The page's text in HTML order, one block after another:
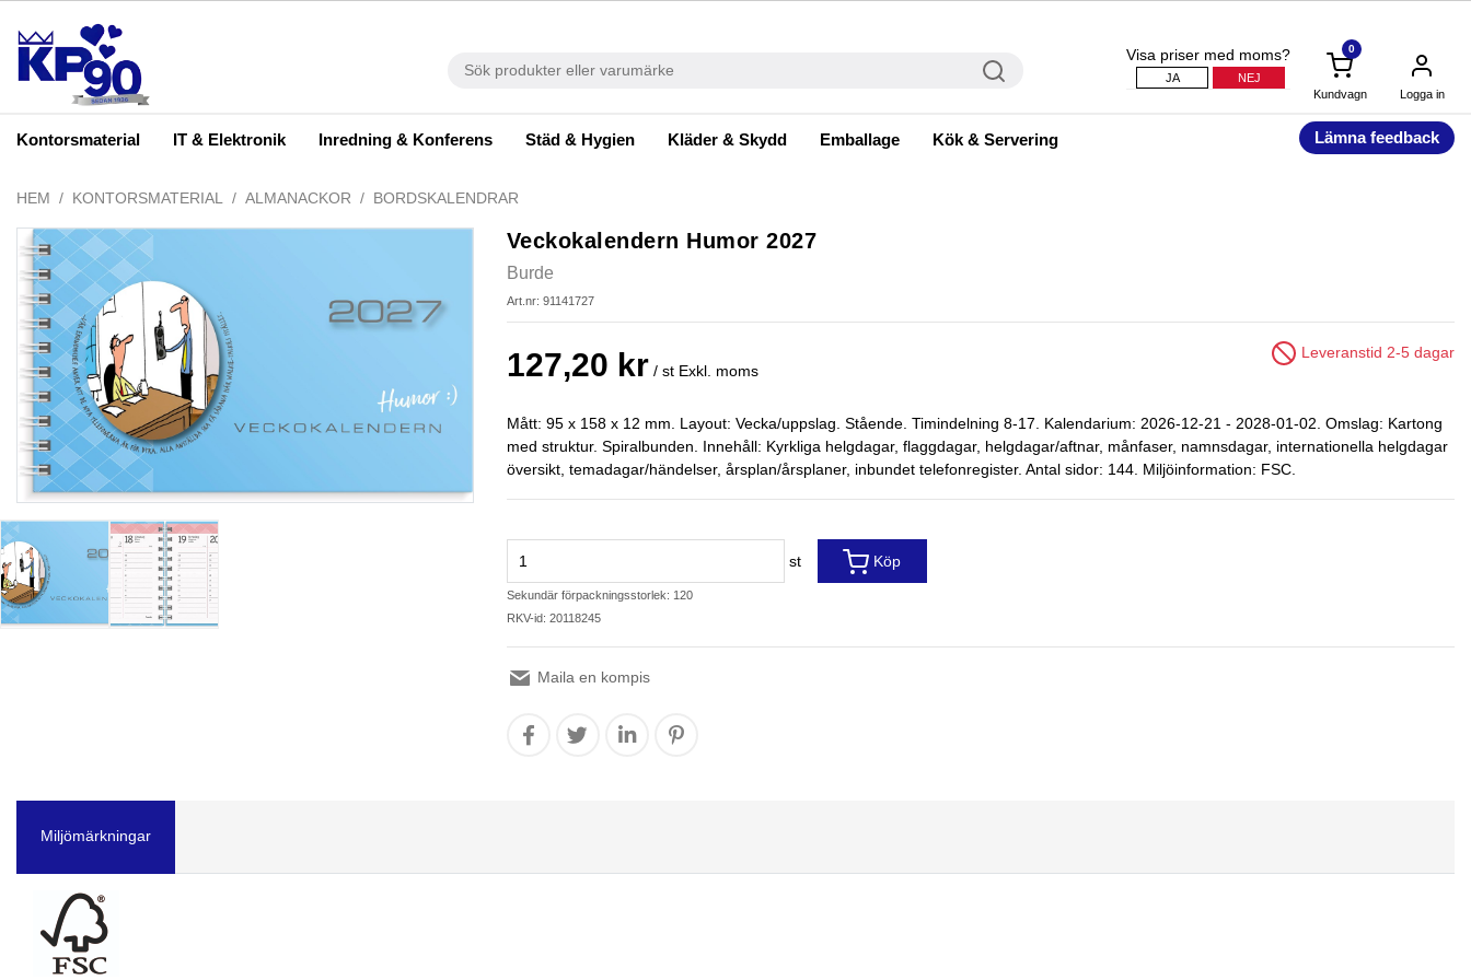
Visa priser med moms?
JA NEJ
0
Kundvagn Logga in
Kontorsmaterial IT & Elektronik Inredning & Konferens Städ & Hygien Kläder & Skydd Emballage Kök & Servering Lämna feedback
HEM KONTORSMATERIAL ALMANACKOR BORDSKALENDRAR
Veckokalendern Humor 2027
Burde
Art.nr: 91141727
127,20 kr / st Exkl. moms
Leveranstid 2-5 dagar
Mått: 95 x 158 x 12 mm. Layout: Vecka/uppslag. Stående. Timindelning 8-17. Kalendarium: 2026-12-21 - 2028-01-02. Omslag: Kartong
med struktur. Spiralbunden. Innehåll: Kyrkliga helgdagar, flaggdagar, helgdagar/aftnar, månfaser, namnsdagar, internationella helgdagar
översikt, temadagar/händelser, årsplan/årsplaner, inbundet telefonregister. Antal sidor: 144. Miljöinformation: FSC.
st
Sekundär förpackningsstorlek: 120
RKV-id: 20118245
Köp
Maila en kompis
Miljömärkningar